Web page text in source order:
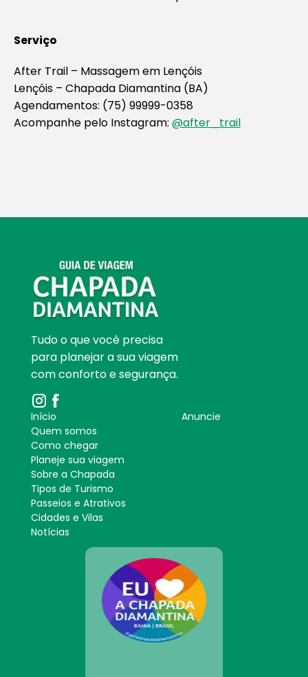
Serviço
After Trail – Massagem em Lençóis
Lençóis – Chapada Diamantina (BA)
Agendamentos: (75) 99999-0358
Acompanhe pelo Instagram: @after_trail
Tudo o que você precisa
para planejar a sua viagem
com conforto e segurança.
Início
Quem somos
Como chegar
Planeje sua viagem
Sobre a Chapada
Tipos de Turismo
Passeios e Atrativos
Cidades e Vilas
Notícias
Anuncie